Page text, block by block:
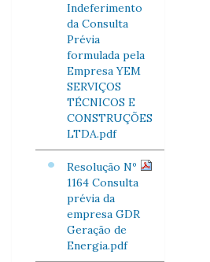
Indeferimento
da Consulta
Prévia
formulada pela
Empresa YEM
SERVIÇOS
TÉCNICOS E
CONSTRUÇÕES
LTDA.pdf
Resolução Nº
1164 Consulta
prévia da
empresa GDR
Geração de
Energia.pdf